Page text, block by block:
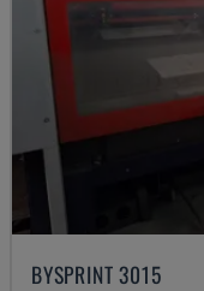
BYSPRINT 3015